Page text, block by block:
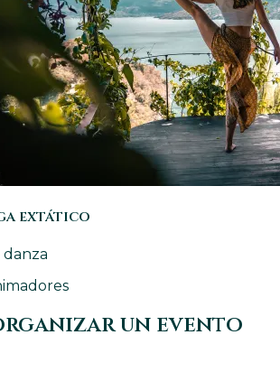
extático
danza
un evento